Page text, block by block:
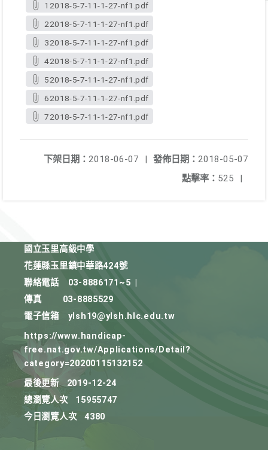
12018-5-7-11-1-27-nf1.pdf
22018-5-7-11-1-27-nf1.pdf
32018-5-7-11-1-27-nf1.pdf
42018-5-7-11-1-27-nf1.pdf
52018-5-7-11-1-27-nf1.pdf
62018-5-7-11-1-27-nf1.pdf
72018-5-7-11-1-27-nf1.pdf
發佈日期： 2018-05-07
下架日期： 2018-06-07
|
點擊率： 525 |
國立玉里高級中學
花蓮縣玉里鎮中華路424號
聯絡電話
03-8886171~5
傳真
03-8885529
電子信箱
ylsh19@ylsh.hlc.edu.tw
https://www.handicap-
free.nat.gov.tw/Applications/Detail?
category=20200115132152
最後更新
2019-12-24
總瀏覽人次
15955747
今日瀏覽人次
4380